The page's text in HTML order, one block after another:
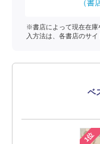
（書
※書店によって現在在庫
入方法は、各書店のサイ
ベ
1位